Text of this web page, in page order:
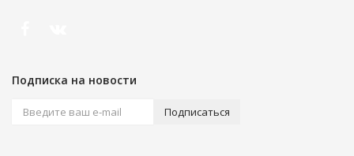
Подписка на новости
Подписаться